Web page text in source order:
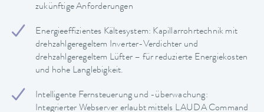
zukünftige Anforderungen
Energieeffizientes Kältesystem: Kapillarrohrtechnik mit
drehzahlgeregeltem Inverter-Verdichter und
drehzahlgeregeltem Lüfter – für reduzierte Energiekosten
und hohe Langlebigkeit.
Intelligente Fernsteuerung und -überwachung:
Integrierter Webserver erlaubt mittels LAUDA Command